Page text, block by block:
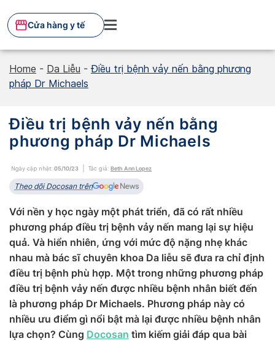
to
content
Cửa hàng y tế
Home - Da Liễu - Điều trị bệnh vảy nến bằng phương
pháp Dr Michaels
Điều trị bệnh vảy nến bằng
phương pháp Dr Michaels
Ngày cập nhật: 05/10/23 Tác giả: Beth Ann Lopez
Theo dõi Docosan trên
Với nền y học ngày một phát triển, đã có rất nhiều
phương pháp điều trị bệnh vảy nến mang lại sự hiệu
quả. Và hiển nhiên, ứng với mức độ nặng nhẹ khác
nhau mà bác sĩ chuyên khoa Da liễu sẽ đưa ra chỉ định
điều trị bệnh phù hợp. Một trong những phương pháp
điều trị bệnh vảy nến được nhiều bệnh nhân biết đến
là phương pháp Dr Michaels. Phương pháp này có
nhiều ưu điểm gì nổi bật mà lại được nhiều bệnh nhân
lựa chọn? Cùng Docosan tìm kiếm giải đáp qua bài